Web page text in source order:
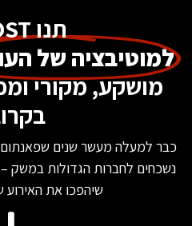
תנו BOOST
למוטיבציה של
מושקע, מקורי
כבר למעלה מעשר שנים שפאנתום
נשכחים לחברות הגדולות במשק
שיהפכו את